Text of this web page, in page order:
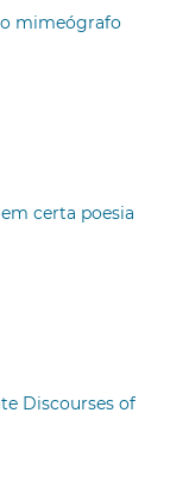
mimeógrafo
certa poesia
Discourses of